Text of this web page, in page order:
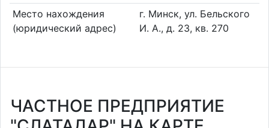
Место нахождения
(юридический адрес)
г. Минск, ул. Бельского
И. А., д. 23, кв. 270
ЧАСТНОЕ ПРЕДПРИЯТИЕ